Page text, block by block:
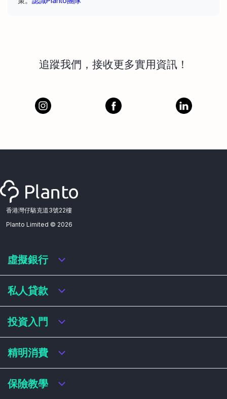
追蹤我們，接收更多實用資訊！
香港灣仔駱克道3號22樓
Planto Limited © 2026
虛擬銀行
虛擬銀行迎新優惠
虛擬銀行存款利率比較
虛擬銀行銀扣賬卡 / 信用卡
虛擬銀行貸款
私人貸款
私人貸款年利率比較
網上即批貸款
結餘轉戶
稅務貸款
財務公司貸款
投資入門
港股戶口收費及迎新優惠
基金平台比較
買加密貨幣教學
精明消費
網購信用卡
保險教學